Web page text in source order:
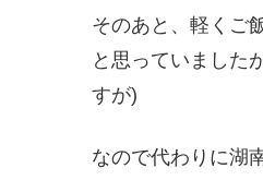
そのあと、軽くご
と思っていました
すが)
なので代わりに湖